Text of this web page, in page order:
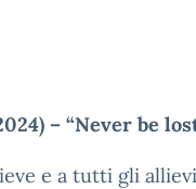
– “Never be
e a tutti gli